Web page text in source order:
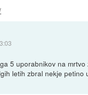
5 uporabnikov na
letih zbral nekje petino